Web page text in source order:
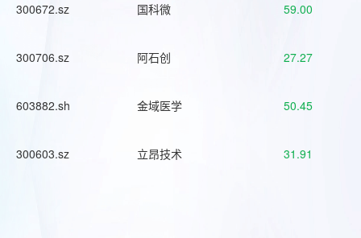
300672.sz 国科微 59.00
300706.sz 阿石创 27.27
603882.sh 金域医学 50.45
300603.sz 立昂技术 31.91